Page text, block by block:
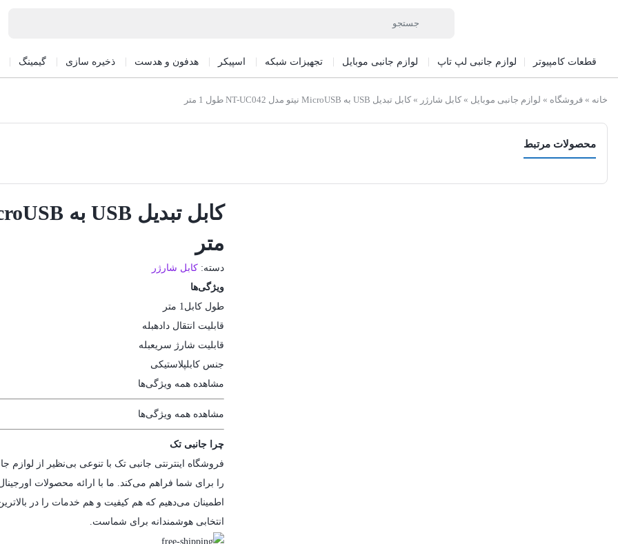
قطعات کامپیوتر لوازم جانبی لپ تاپ لوازم جانبی موبایل تجهیزات شبکه اسپیکر هدفون و هدست ذخیره سازی گیمینگ
خانه » فروشگاه » لوازم جانبی موبایل » کابل شارژر » کابل تبدیل USB به MicroUSB نیتو مدل NT-UC042 طول 1 متر
محصولات مرتبط
متر
دسته: کابل شارژر
ویژگی‌ها
طول کابل1 متر
قابلیت انتقال دادهبله
قابلیت شارژ سریعبله
جنس کابلپلاستیکی
مشاهده همه ویژگی‌ها
مشاهده همه ویژگی‌ها
چرا جانبی تک
فروشگاه اینترنتی جانبی تک با تنوعی بی‌نظیر از لوازم
را برای شما فراهم می‌کند. ما با ارائه محصولات
اطمینان می‌دهیم که هم کیفیت و هم خدمات را در
انتخابی هوشمندانه برای شماست.